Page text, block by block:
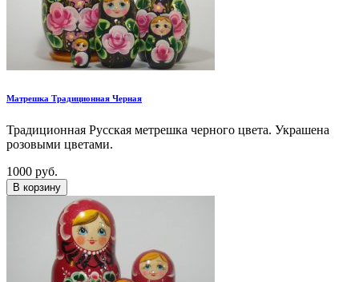
Матрешка Традиционная Черная
Традиционная Русская метрешка черного цвета. Украшена
розовыми цветами.
1000 руб.
В корзину